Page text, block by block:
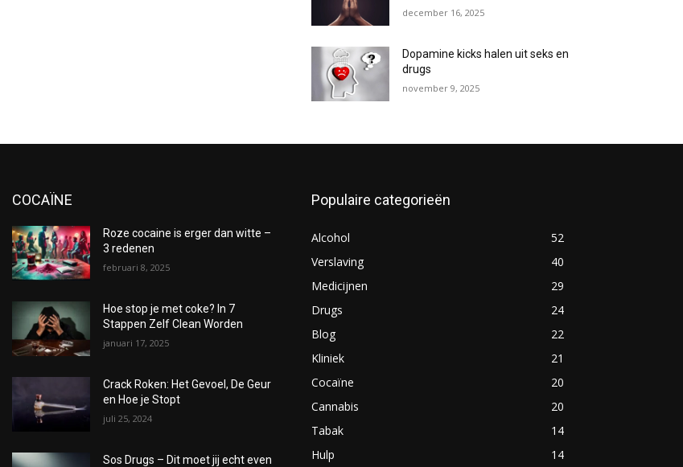
december 16, 2025
Dopamine kicks halen uit seks en
drugs
november 9, 2025
COCAÏNE
Roze cocaine is erger dan witte –
3 redenen
februari 8, 2025
Hoe stop je met coke? In 7
Stappen Zelf Clean Worden
januari 17, 2025
Crack Roken: Het Gevoel, De Geur
en Hoe je Stopt
juli 25, 2024
Sos Drugs – Dit moet jij echt even
Populaire categorieën
Alcohol
52
Verslaving
40
Medicijnen
29
Drugs
24
Blog
22
Kliniek
21
Cocaïne
20
Cannabis
20
Tabak
14
Hulp
14